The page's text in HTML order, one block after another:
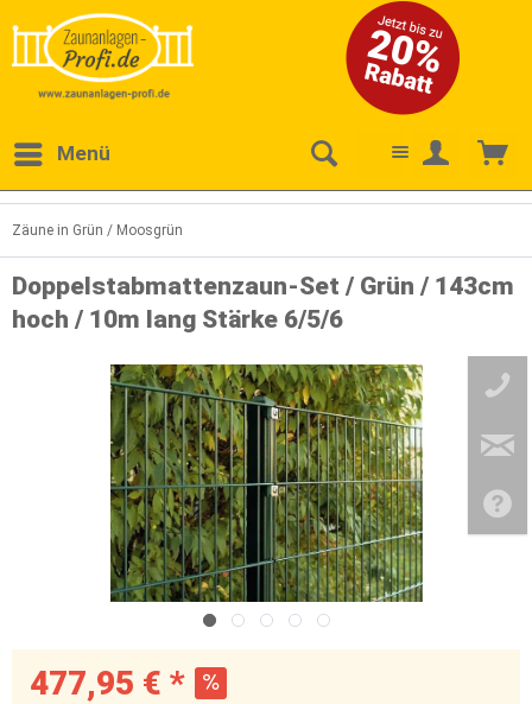
Menü
Zäune in Grün / Moosgrün
Doppelstabmattenzaun-Set / Grün / 143cm
hoch / 10m lang Stärke 6/5/6
477,95 € *